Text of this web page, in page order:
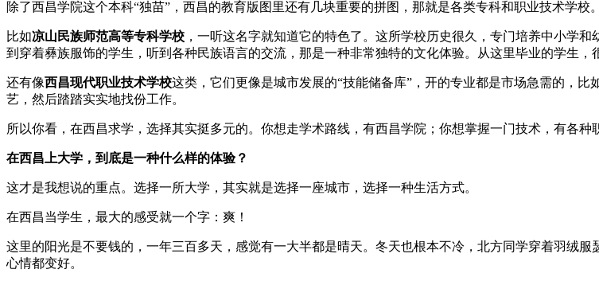
除了西昌学院这个本科“独苗”，西昌的教育版图里还有几块重要的拼图，那就是各类专科和职业技术学
比如凉山民族师范高等专科学校 ，一听这名字就知道它的特色了。这所学校历史很久，专门培养中小学
到穿着彝族服饰的学生，听到各种民族语言的交流，那是一种非常独特的文化体验。从这里毕业的学生，
还有像西昌现代职业技术学校这类，它们更像是城市发展的“技能储备库”，开的专业都是市场急需的，
艺，然后踏踏实实地找份工作。
所以你看，在西昌求学，选择其实挺多元的。你想走学术路线，有西昌学院；你想掌握一门技术，有各种
在西昌上大学，到底是一种什么样的体验？
这才是我想说的重点。选择一所大学，其实就是选择一座城市，选择一种生活方式。
在西昌当学生，最大的感受就一个字：爽！
这里的阳光是不要钱的，一年三百多天，感觉有一大半都是晴天。冬天也根本不冷，北方同学穿着羽绒
心情都变好。